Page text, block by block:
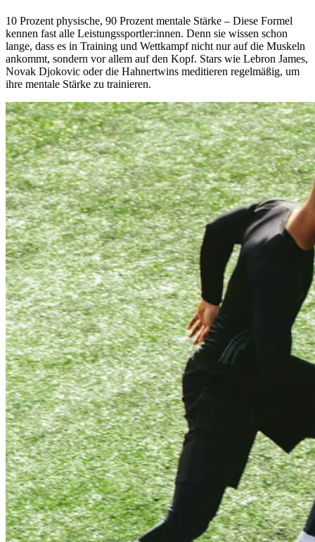
10 Pro­zent phy­si­sche, 90 Pro­zent men­tale Stärke – Diese Formel
kennen fast alle Leis­tungs­sport­ler:innen. Denn sie wissen schon
lange, dass es in Trai­ning und Wett­kampf nicht nur auf die Mus­keln
ankommt, son­dern vor allem auf den Kopf. Stars wie Lebron James,
Novak Djo­ko­vic oder die Hah­nert­wins medi­tie­ren regel­mä­ßig, um
ihre men­tale Stärke zu trai­nie­ren.